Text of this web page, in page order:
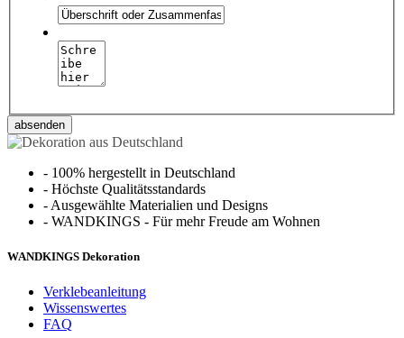
absenden
- 100% hergestellt in Deutschland
- Höchste Qualitätsstandards
- Ausgewählte Materialien und Designs
- WANDKINGS - Für mehr Freude am Wohnen
WANDKINGS Dekoration
Verklebeanleitung
Wissenswertes
FAQ